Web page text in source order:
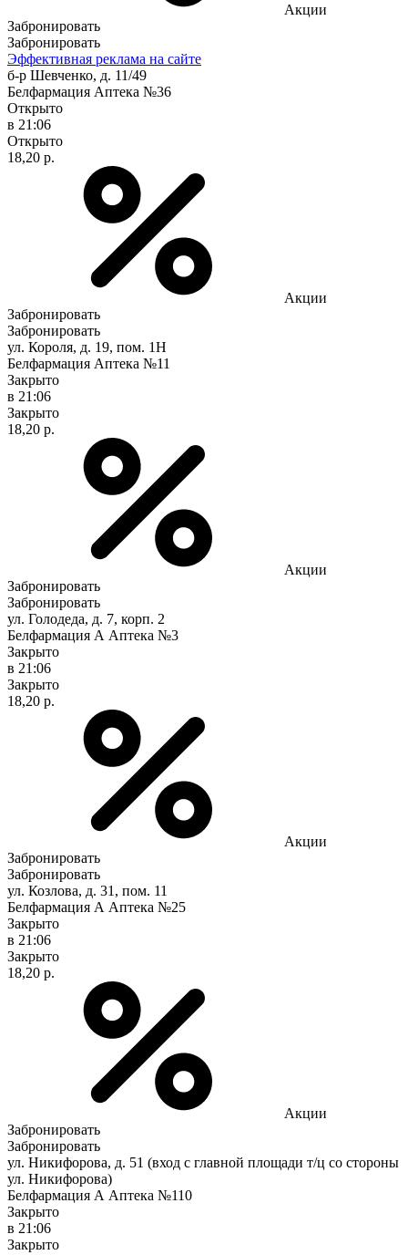
Акции
Забронировать
Забронировать
Эффективная реклама на сайте
б-р Шевченко, д. 11/49
Белфармация Аптека №36
Открыто
в 21:06
Открыто
18,20 р.
Акции
Забронировать
Забронировать
ул. Короля, д. 19, пом. 1Н
Белфармация Аптека №11
Закрыто
в 21:06
Закрыто
18,20 р.
Акции
Забронировать
Забронировать
ул. Голодеда, д. 7, корп. 2
Белфармация А Аптека №3
Закрыто
в 21:06
Закрыто
18,20 р.
Акции
Забронировать
Забронировать
ул. Козлова, д. 31, пом. 11
Белфармация А Аптека №25
Закрыто
в 21:06
Закрыто
18,20 р.
Акции
Забронировать
Забронировать
ул. Никифорова, д. 51 (вход с главной площади т/ц со стороны
ул. Никифорова)
Белфармация А Аптека №110
Закрыто
в 21:06
Закрыто